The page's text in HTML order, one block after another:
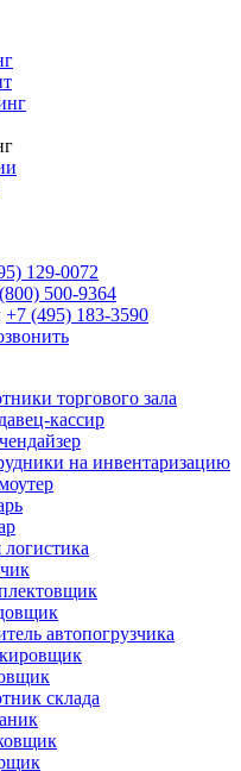
129-0072
500-9364
+7 (495) 183-3590
торгового зала
кассир
на инвентаризацию
автопогрузчика
склада